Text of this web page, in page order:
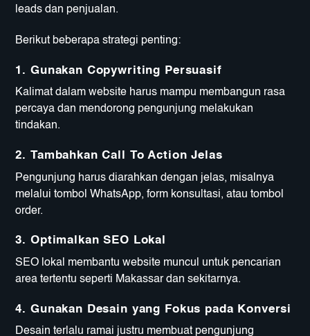
leads dan penjualan.
Berikut beberapa strategi penting:
1. Gunakan Copywriting Persuasif
Kalimat dalam website harus mampu membangun rasa
percaya dan mendorong pengunjung melakukan
tindakan.
2. Tambahkan Call To Action Jelas
Pengunjung harus diarahkan dengan jelas, misalnya
melalui tombol WhatsApp, form konsultasi, atau tombol
order.
3. Optimalkan SEO Lokal
SEO lokal membantu website muncul untuk pencarian
area tertentu seperti Makassar dan sekitarnya.
4. Gunakan Desain yang Fokus pada Konversi
Desain terlalu ramai justru membuat pengunjung